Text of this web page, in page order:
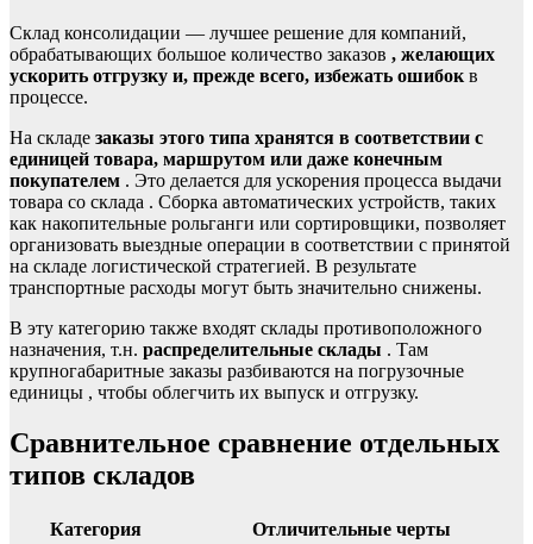
Склад консолидации — лучшее решение для компаний,
обрабатывающих большое количество заказов , желающих
ускорить отгрузку и, прежде всего, избежать ошибок в
процессе.
На складе заказы этого типа хранятся в соответствии с
единицей товара, маршрутом или даже конечным
покупателем . Это делается для ускорения процесса выдачи
товара со склада . Сборка автоматических устройств, таких
как накопительные рольганги или сортировщики, позволяет
организовать выездные операции в соответствии с принятой
на складе логистической стратегией. В результате
транспортные расходы могут быть значительно снижены.
В эту категорию также входят склады противоположного
назначения, т.н. распределительные склады . Там
крупногабаритные заказы разбиваются на погрузочные
единицы , чтобы облегчить их выпуск и отгрузку.
Сравнительное сравнение отдельных
типов складов
Категория Отличительные черты